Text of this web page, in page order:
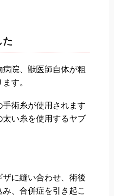
た
院、獣医師自体が粗
す。
術糸が使用されます
い糸を使用するヤブ
ザに縫い合わせ、術後
、合併症を引き起こ